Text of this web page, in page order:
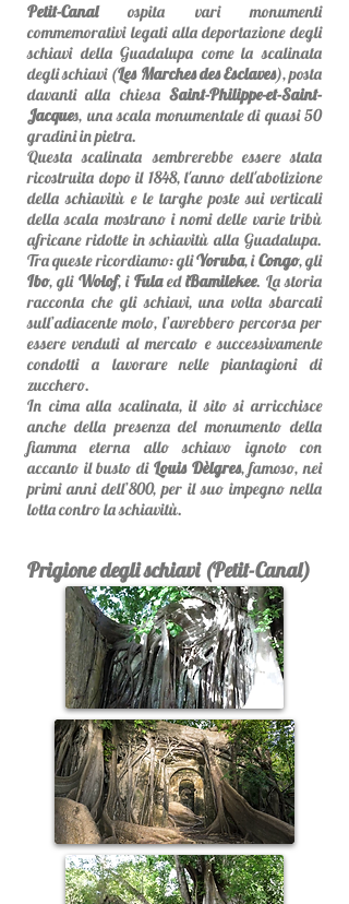
Petit-Canalospita vari monumenti
commemorativi legati alla deportazione degli
schiavi della Guadalupa come la scalinata
degli schiavi (Les Marches des Esclaves), posta
davanti alla chiesa Saint-Philippe-et-Saint-
Jacques, una scala monumentale di quasi 50
gradini in pietra.
Questa scalinata sembrerebbe essere stata
ricostruita dopo il 1848, l'anno dell'abolizione
della schiavitù e le targhe poste sui verticali
della scala mostrano i nomi delle varie tribù
africane ridotte in schiavitù alla Guadalupa.
Tra queste ricordiamo: gliYoruba, iCongo, gli
Ibo, gli Wolof, i FulaediBamilekee. La storia
racconta che gli schiavi, una volta sbarcati
sull’adiacente molo, l’avrebbero percorsa per
essere venduti al mercato e successivamente
condotti a lavorare nelle piantagioni di
zucchero.
In cima alla scalinata, il sito si arricchisce
anche della presenza del monumento della
fiamma eterna allo schiavo ignoto con
accanto il busto di Louis Dèlgres, famoso, nei
primi anni dell’800, per il suo impegno nella
lotta contro la schiavitù.
Prigione degli schiavi (Petit-Canal)